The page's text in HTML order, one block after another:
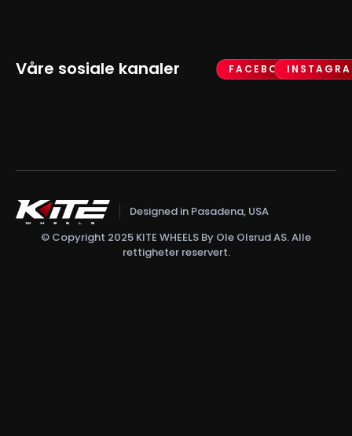
Våre sosiale kanaler FACEBOOK
Designed in Pasadena, USA
© Copyright 2025 KITE WHEELS By Ole Olsrud AS. Alle
rettigheter reservert.